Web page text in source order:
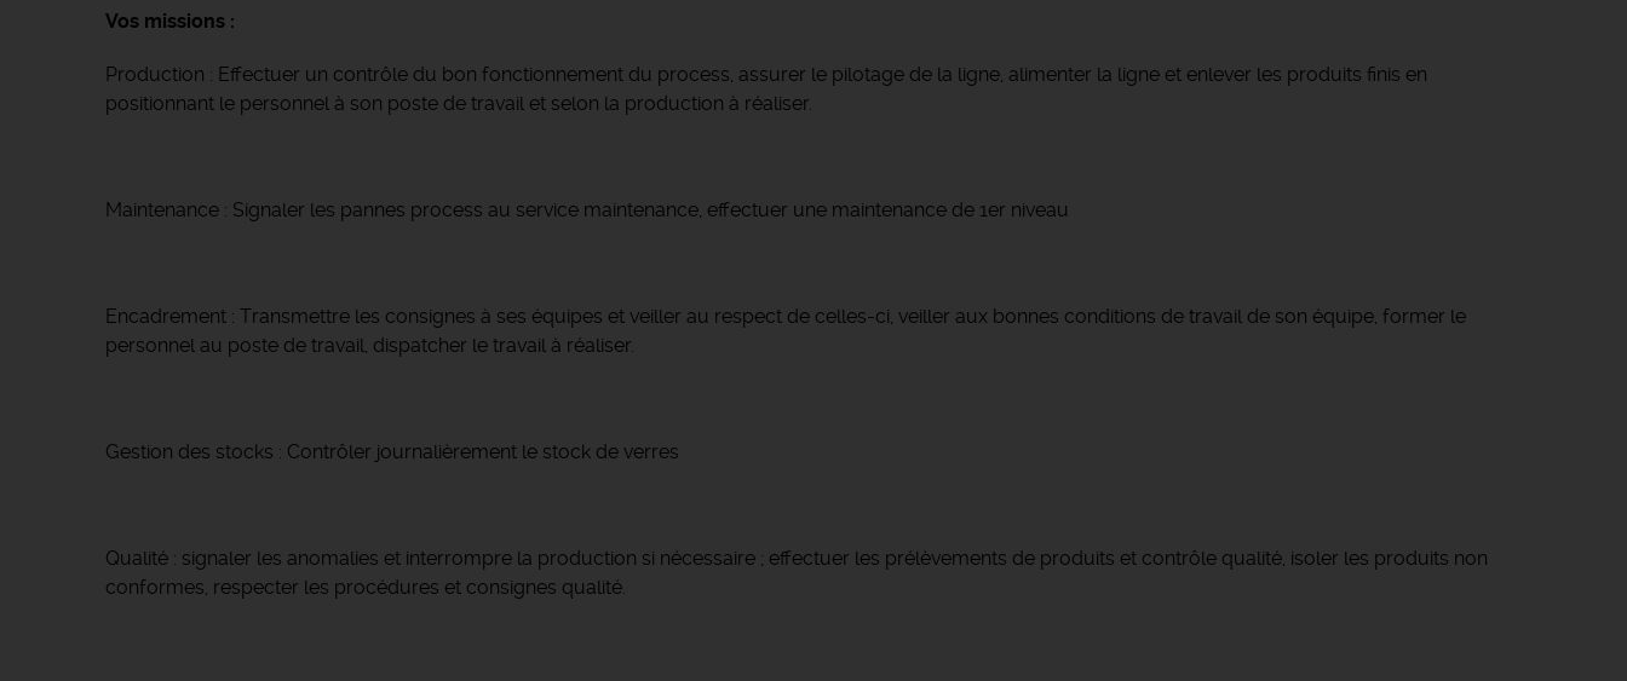
Vos missions :
Production : Effectuer un contrôle du bon fonctionnement du process, assurer le pilotage de la ligne, alimenter la ligne et enlever les produits finis en
positionnant le personnel à son poste de travail et selon la production à réaliser.
Maintenance : Signaler les pannes process au service maintenance, effectuer une maintenance de 1er niveau
Encadrement : Transmettre les consignes à ses équipes et veiller au respect de celles-ci, veiller aux bonnes conditions de travail de son équipe, former le
personnel au poste de travail, dispatcher le travail à réaliser.
Gestion des stocks : Contrôler journalièrement le stock de verres
Qualité : signaler les anomalies et interrompre la production si nécessaire ; effectuer les prélèvements de produits et contrôle qualité, isoler les produits non
conformes, respecter les procédures et consignes qualité.